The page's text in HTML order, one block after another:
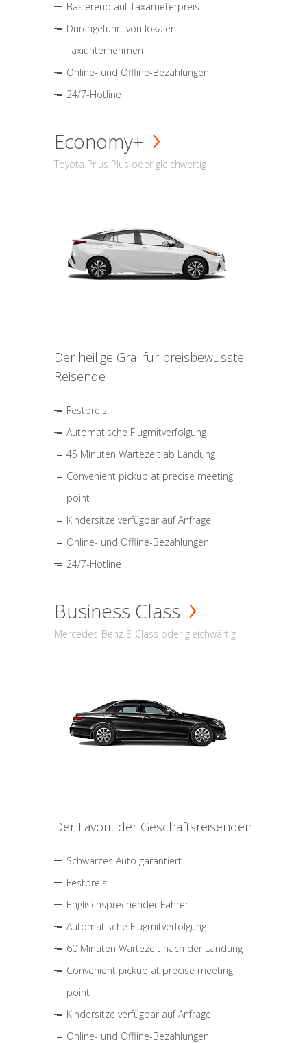
Basierend auf Taxameterpreis
Durchgeführt von lokalen
Taxiunternehmen
Online- und Offline-Bezahlungen
24/7-Hotline
Economy+
Toyota Prius Plus oder gleichwertig
Der heilige Gral für preisbewusste
Reisende
Festpreis
Automatische Flugmitverfolgung
45 Minuten Wartezeit ab Landung
Convenient pickup at precise meeting
point
Kindersitze verfügbar auf Anfrage
Online- und Offline-Bezahlungen
24/7-Hotline
Business Class
Mercedes-Benz E-Class oder gleichwärtig
Der Favorit der Geschäftsreisenden
Schwarzes Auto garantiert
Festpreis
Englischsprechender Fahrer
Automatische Flugmitverfolgung
60 Minuten Wartezeit nach der Landung
Convenient pickup at precise meeting
point
Kindersitze verfügbar auf Anfrage
Online- und Offline-Bezahlungen